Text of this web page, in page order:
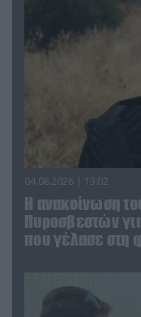
04.08.2026 | 13:02
Η ανακοίνωση
Πυροσβεστών
που γέλασε στη